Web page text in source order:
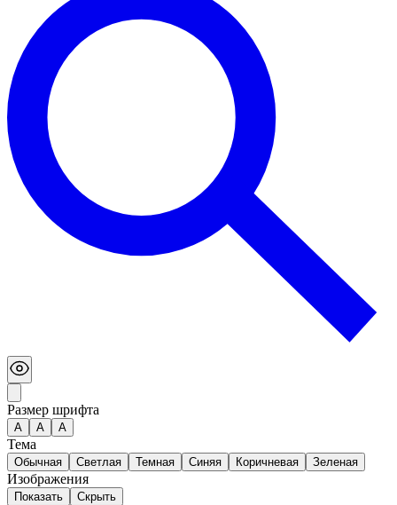
Размер шрифта
А A A
Тема
Обычная Светлая Темная Синяя Коричневая Зеленая
Изображения
Показать Скрыть